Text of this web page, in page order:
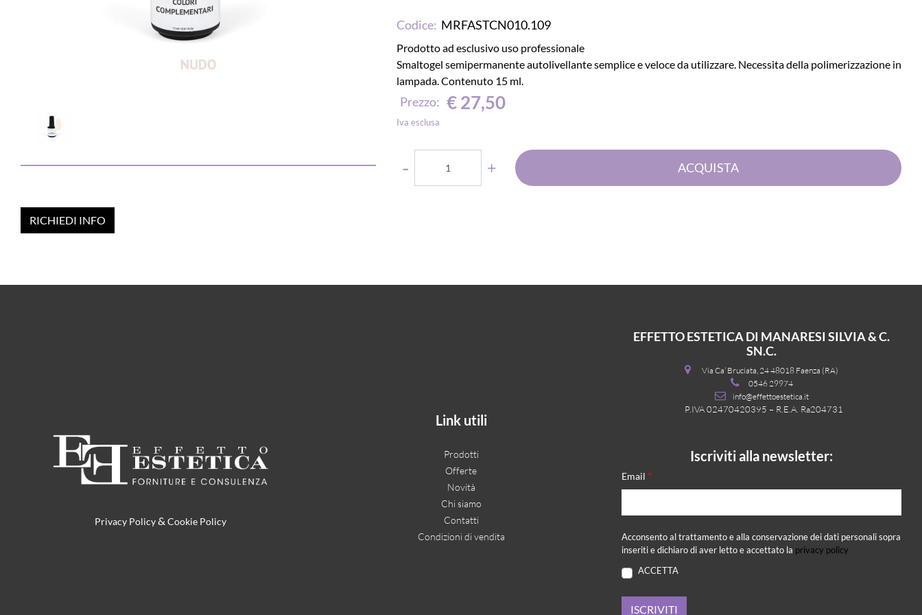
RICHIEDI INFO
Codice: MRFASTCN010.109
Prodotto ad esclusivo uso professionale
Smaltogel semipermanente autolivellante semplice e veloce da utilizzare. Necessita della polimerizzazione in
lampada. Contenuto 15 ml.
Prezzo: € 27,50
Iva esclusa
ACQUISTA
Privacy Policy& Cookie Policy
Link utili
Prodotti
Offerte
Novità
Chi siamo
Contatti
Condizioni di vendita
EFFETTO ESTETICA DI MANARESI SILVIA & C.
SN.C.
Via Ca’ Bruciata, 24 48018 Faenza (RA)
0546 29974
info@effettoestetica.it
P.IVA 02470420395 – R.E.A. Ra204731
Iscriviti alla newsletter:
Email *
Acconsento al trattamento e alla conservazione dei dati personali sopra
inseriti e dichiaro di aver letto e accettato la privacy policy
ACCETTA